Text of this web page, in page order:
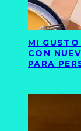
MI
CON
PARA